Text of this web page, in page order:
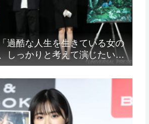
過酷な人生を生きている女の
しっかりと考えて演じたいな
山女』東京国際映画祭Q&A